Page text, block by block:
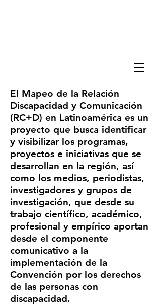
El Mapeo de la Relación
Discapacidad y Comunicación
(RC+D) en Latinoamérica es un
proyecto que busca identificar
y visibilizar los programas,
proyectos e iniciativas que se
desarrollan en la región, así
como los medios, periodistas,
investigadores y grupos de
investigación, que desde su
trabajo científico, académico,
profesional y empírico aportan
desde el componente
comunicativo a la
implementación de la
Convención por los derechos
de las personas con
discapacidad.